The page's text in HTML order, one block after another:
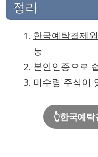
정리
한국예탁결제
능
본인인증으로
미수령 주식이
👆한국예